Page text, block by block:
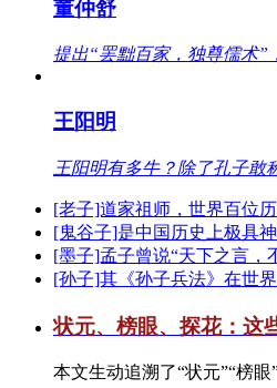
董仲舒
提出“罢黜百家，独尊儒术”
王阳明
王阳明有多牛？除了孔子敢
[老子]道家祖师，世界百位
[鬼谷子]是中国历史上极具
[墨子]孟子曾说“天下之言，
[孙子]其《孙子兵法》在世
状元、榜眼、探花：这
本文生动追溯了“状元”“榜